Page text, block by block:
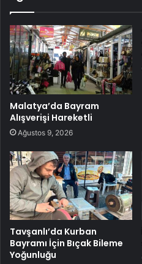
Malatya’da Bayram
Alışverişi Hareketli
Ağustos 9, 2026
Tavşanlı’da Kurban
Bayramı İçin Bıçak Bileme
Yoğunluğu